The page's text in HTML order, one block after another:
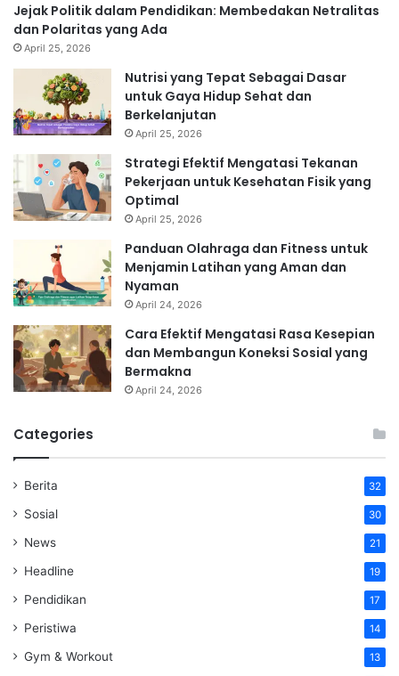
Jejak Politik dalam Pendidikan: Membedakan Netralitas
dan Polaritas yang Ada
April 25, 2026
Nutrisi yang Tepat Sebagai Dasar
untuk Gaya Hidup Sehat dan
Berkelanjutan
April 25, 2026
Strategi Efektif Mengatasi Tekanan
Pekerjaan untuk Kesehatan Fisik yang
Optimal
April 25, 2026
Panduan Olahraga dan Fitness untuk
Menjamin Latihan yang Aman dan
Nyaman
April 24, 2026
Cara Efektif Mengatasi Rasa Kesepian
dan Membangun Koneksi Sosial yang
Bermakna
April 24, 2026
Categories
Berita 32
Sosial 30
News 21
Headline 19
Pendidikan 17
Peristiwa 14
Gym & Workout 13